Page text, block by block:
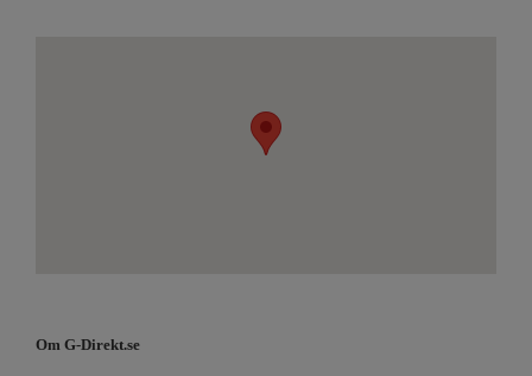
Om G-Direkt.se